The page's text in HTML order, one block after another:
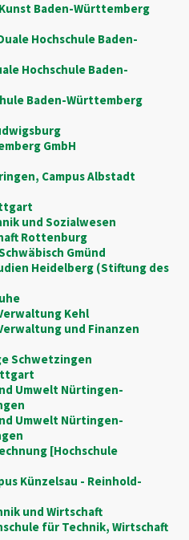
Baden-Württemberg
Hochschule Baden-
Hochschule Baden-
Baden-Württemberg
GmbH
Campus Albstadt
und Sozialwesen
Rottenburg
Gmünd
Heidelberg (Stiftung des
Kehl
und Finanzen
Schwetzingen
Umwelt Nürtingen-
Umwelt Nürtingen-
[Hochschule
Künzelsau - Reinhold-
und Wirtschaft
für Technik, Wirtschaft